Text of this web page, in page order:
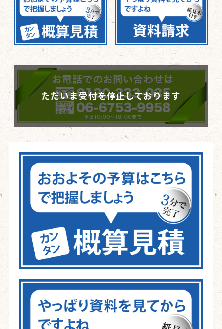
ただいま受付を停止しております